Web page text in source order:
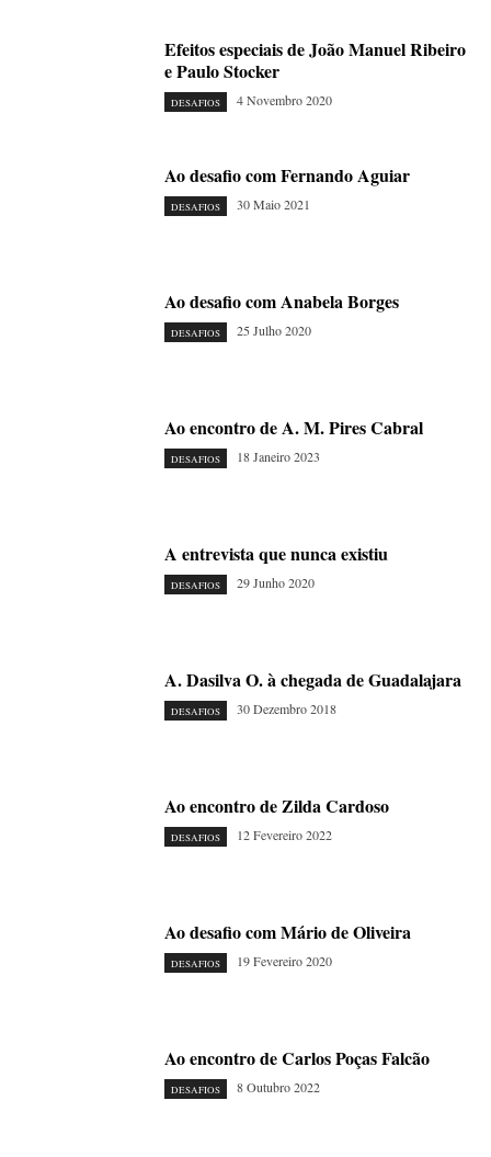
Efeitos especiais de João Manuel Ribeiro
e Paulo Stocker
DESAFIOS 4 Novembro 2020
Ao desafio com Fernando Aguiar
DESAFIOS 30 Maio 2021
Ao desafio com Anabela Borges
DESAFIOS 25 Julho 2020
Ao encontro de A. M. Pires Cabral
DESAFIOS 18 Janeiro 2023
A entrevista que nunca existiu
DESAFIOS 29 Junho 2020
A. Dasilva O. à chegada de Guadalajara
DESAFIOS 30 Dezembro 2018
Ao encontro de Zilda Cardoso
DESAFIOS 12 Fevereiro 2022
Ao desafio com Mário de Oliveira
DESAFIOS 19 Fevereiro 2020
Ao encontro de Carlos Poças Falcão
DESAFIOS 8 Outubro 2022